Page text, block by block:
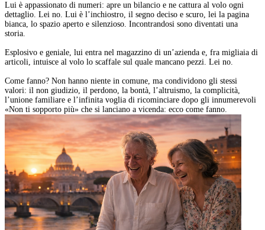
Lui è appassionato di numeri: apre un bilancio e ne cattura al volo ogni
dettaglio. Lei no. Lui è l’inchiostro, il segno deciso e scuro, lei la pagina
bianca, lo spazio aperto e silenzioso. Incontrandosi sono diventati una
storia.
Esplosivo e geniale, lui entra nel magazzino di un’azienda e, fra migliaia di
articoli, intuisce al volo lo scaffale sul quale mancano pezzi. Lei no.
Come fanno? Non hanno niente in comune, ma condividono gli stessi
valori: il non giudizio, il perdono, la bontà, l’altruismo, la complicità,
l’unione familiare e l’infinita voglia di ricominciare dopo gli innumerevoli
«Non ti sopporto più» che si lanciano a vicenda: ecco come fanno.